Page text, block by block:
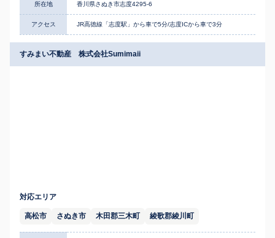
所在地 香川県さぬき市志度4295-6
アクセス JR高徳線「志度駅」から車で5分/志度ICから車で3分
すみまい不動産 株式会社Sumimaii
対応エリア
高松市 さぬき市 木田郡三木町 綾歌郡綾川町